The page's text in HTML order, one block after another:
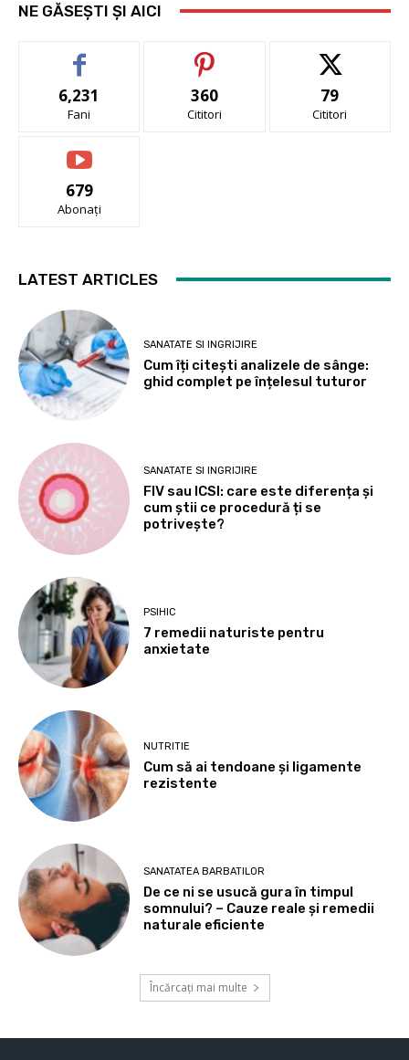
NE GĂSEȘTI ȘI AICI
6,231
Fani
360
Cititori
79
Cititori
679
Abonați
LATEST ARTICLES
SANATATE SI INGRIJIRE
Cum îți citești analizele de sânge:
ghid complet pe înțelesul tuturor
SANATATE SI INGRIJIRE
FIV sau ICSI: care este diferența și
cum știi ce procedură ți se
potrivește?
PSIHIC
7 remedii naturiste pentru
anxietate
NUTRITIE
Cum să ai tendoane şi ligamente
rezistente
SANATATEA BARBATILOR
De ce ni se usucă gura în timpul
somnului? – Cauze reale și remedii
naturale eficiente
Încărcați mai multe